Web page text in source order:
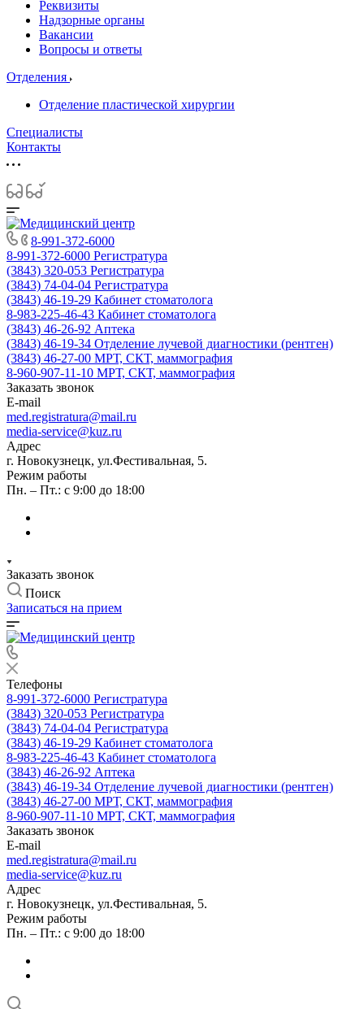
Реквизиты
Надзорные органы
Вакансии
Вопросы и ответы
Отделения
Отделение пластической хирургии
Специалисты
Контакты
8-991-372-6000
8-991-372-6000 Регистратура
(3843) 320-053 Регистратура
(3843) 74-04-04 Регистратура
(3843) 46-19-29 Кабинет стоматолога
8-983-225-46-43 Кабинет стоматолога
(3843) 46-26-92 Аптека
(3843) 46-19-34 Отделение лучевой диагностики (рентген)
(3843) 46-27-00 МРТ, СКТ, маммография
8-960-907-11-10 МРТ, СКТ, маммография
Заказать звонок
E-mail
med.registratura@mail.ru
media-service@kuz.ru
Адрес
г. Новокузнецк, ул.Фестивальная, 5.
Режим работы
Пн. – Пт.: с 9:00 до 18:00
Заказать звонок
Поиск
Записаться на прием
Телефоны
8-991-372-6000 Регистратура
(3843) 320-053 Регистратура
(3843) 74-04-04 Регистратура
(3843) 46-19-29 Кабинет стоматолога
8-983-225-46-43 Кабинет стоматолога
(3843) 46-26-92 Аптека
(3843) 46-19-34 Отделение лучевой диагностики (рентген)
(3843) 46-27-00 МРТ, СКТ, маммография
8-960-907-11-10 МРТ, СКТ, маммография
Заказать звонок
E-mail
med.registratura@mail.ru
media-service@kuz.ru
Адрес
г. Новокузнецк, ул.Фестивальная, 5.
Режим работы
Пн. – Пт.: с 9:00 до 18:00